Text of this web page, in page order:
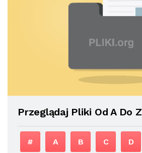
Przeglądaj Pliki Od A Do Z
# A B C D